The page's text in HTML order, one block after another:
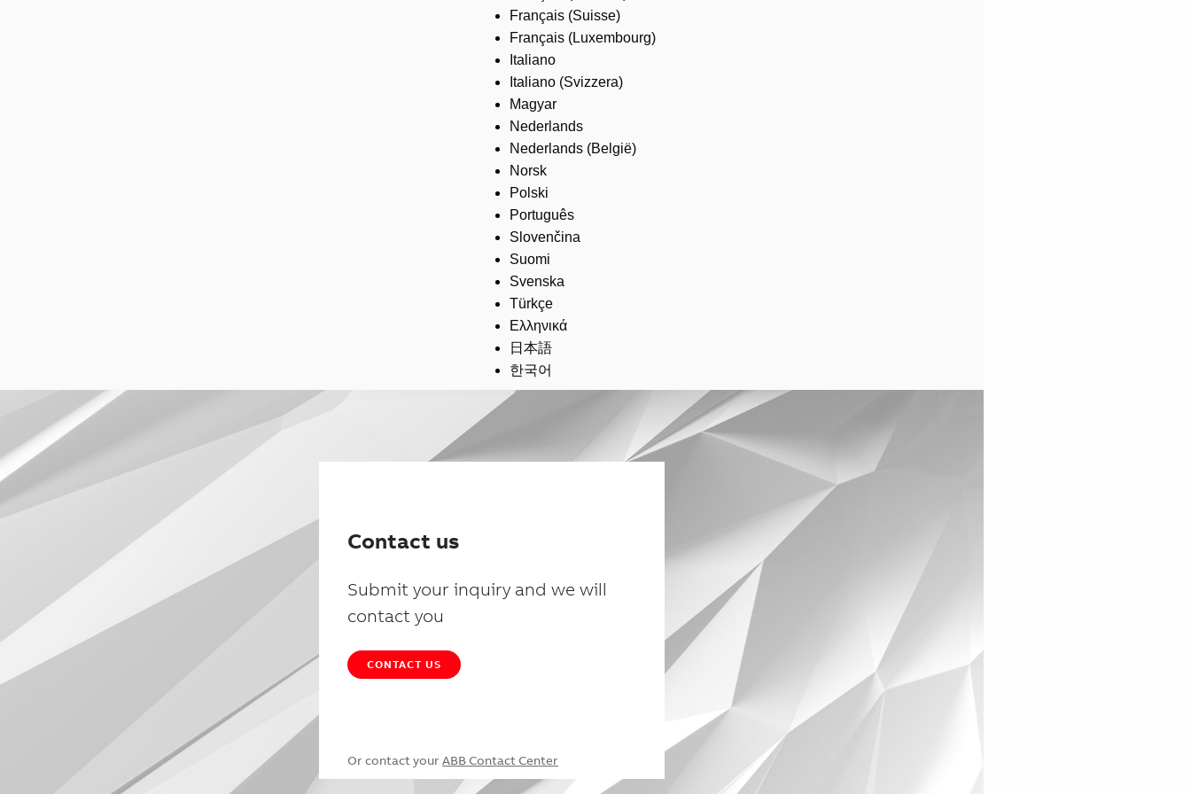
Français (Suisse)
Français (Luxembourg)
Italiano
Italiano (Svizzera)
Magyar
Nederlands
Nederlands (België)
Norsk
Polski
Português
Slovenčina
Suomi
Svenska
Türkçe
Ελληνικά
日本語
한국어
Contact us
Submit your inquiry and we will
contact you
CONTACT US
Or contact your ABB Contact Center